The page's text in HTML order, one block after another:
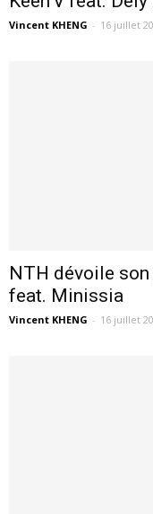
Vincent KHENG - 16 juillet
NTH dévoile
feat. Minissia
Vincent KHENG - 16 juillet